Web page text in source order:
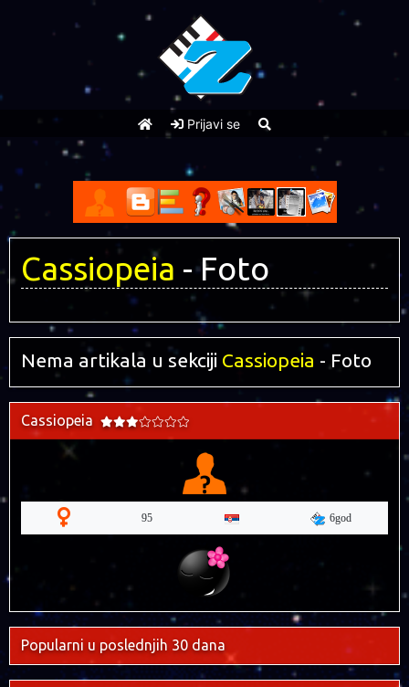
Prijavi se
Cassiopeia - Foto
Nema artikala u sekciji Cassiopeia - Foto
Cassiopeia
95 6god
Popularni u poslednjih 30 dana